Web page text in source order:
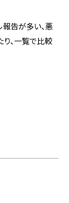
報告が多い、悪
、一覧で比較